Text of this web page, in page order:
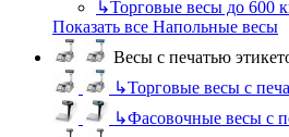
↳Торговые весы до 600
Показать все Напольные весы
Весы с печатью
↳Торговые весы с
↳Фасовочные весы с